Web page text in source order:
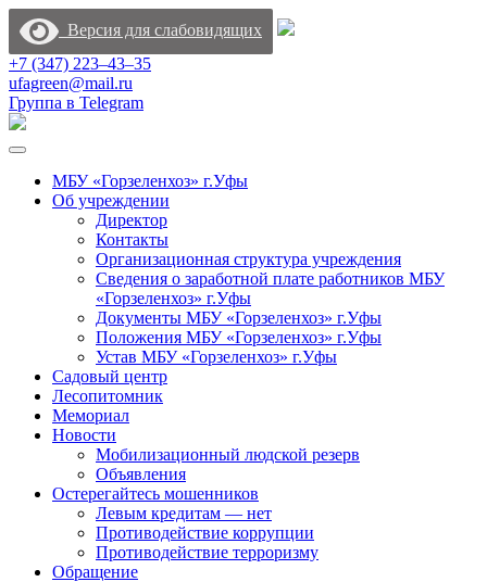
Версия для слабовидящих
+7 (347) 223‒43‒35
ufagreen@mail.ru
Группа в Telegram
МБУ «Горзеленхоз» г.Уфы
Об учреждении
Директор
Контакты
Организационная структура учреждения
Сведения о заработной плате работников МБУ
«Горзеленхоз» г.Уфы
Документы МБУ «Горзеленхоз» г.Уфы
Положения МБУ «Горзеленхоз» г.Уфы
Устав МБУ «Горзеленхоз» г.Уфы
Садовый центр
Лесопитомник
Мемориал
Новости
Мобилизационный людской резерв
Объявления
Остерегайтесь мошенников
Левым кредитам — нет
Противодействие коррупции
Противодействие терроризму
Обращение